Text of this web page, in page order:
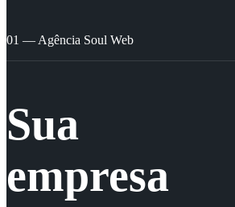
01 — Agência Soul Web
Sua
empresa